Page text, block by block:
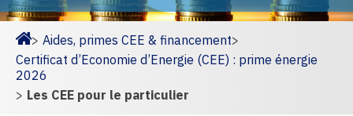
Homepage
> Aides, primes CEE & financement>
Certificat d’Economie d’Energie (CEE) : prime énergie
2026
> Les CEE pour le particulier